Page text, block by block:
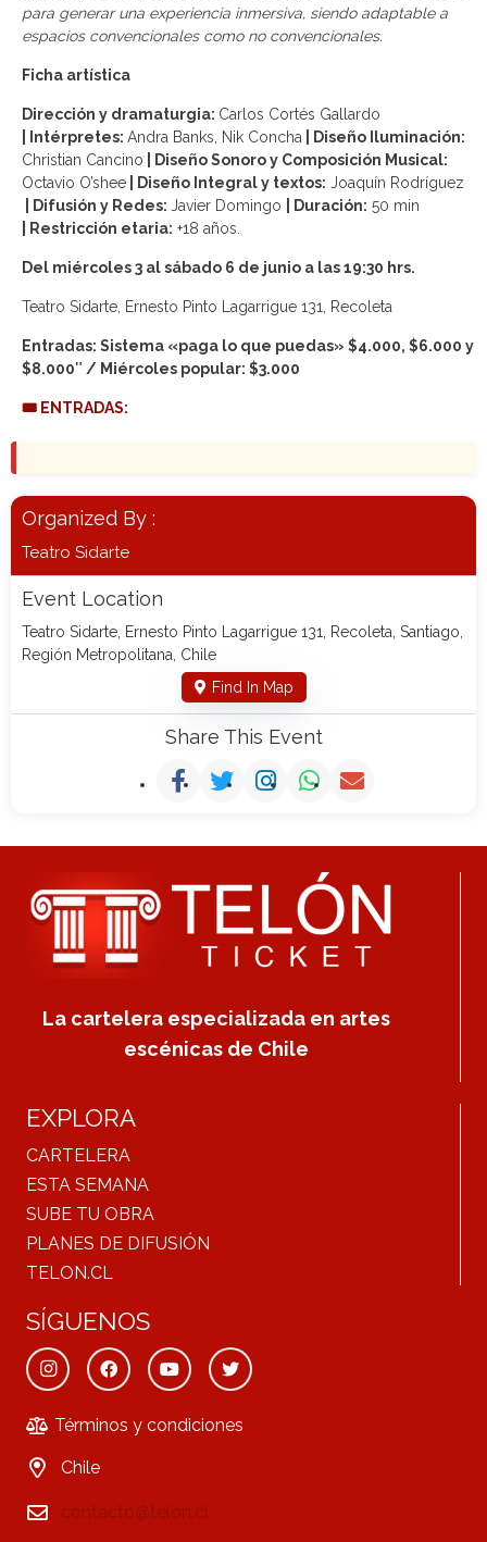
para generar una experiencia inmersiva, siendo adaptable a
espacios convencionales como no convencionales.
Ficha artística
Dirección y dramaturgia: Carlos Cortés Gallardo
| Intérpretes: Andra Banks, Nik Concha | Diseño Iluminación:
Christian Cancino | Diseño Sonoro y Composición Musical:
Octavio O’shee | Diseño Integral y textos: Joaquín Rodríguez
| Difusión y Redes: Javier Domingo | Duración: 50 min
| Restricción etaria: +18 años.
Del miércoles 3 al sábado 6 de junio a las 19:30 hrs.
Teatro Sidarte, Ernesto Pinto Lagarrigue 131, Recoleta
Entradas: Sistema «paga lo que puedas» $4.000, $6.000 y
$8.000″ / Miércoles popular: $3.000
🎟 ENTRADAS:
Organized By :
Teatro Sidarte
Event Location
Teatro Sidarte, Ernesto Pinto Lagarrigue 131, Recoleta, Santiago,
Región Metropolitana, Chile
Find In Map
Share This Event
La cartelera especializada en artes
escénicas de Chile
EXPLORA
CARTELERA
ESTA SEMANA
SUBE TU OBRA
PLANES DE DIFUSIÓN
TELON.CL
SÍGUENOS
Términos y condiciones
Chile
contacto@telon.cl